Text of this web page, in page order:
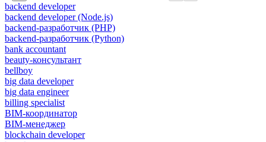
backend developer
backend developer (Node.js)
backend-разработчик (PHP)
backend-разработчик (Python)
bank accountant
beauty-консультант
bellboy
big data developer
big data engineer
billing specialist
BIM-координатор
BIM-менеджер
blockchain developer